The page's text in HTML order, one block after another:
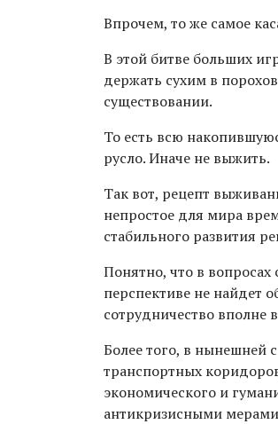
Впрочем, то же самое
В этой битве больших
держать сухим в
существовании.
То есть всю
русло. Иначе не выжить.
Так вот, рецепт
непростое для мира
стабильного развития
Понятно, что в
перспективе не найдет
сотрудничество вполне
Более того, в нынешней
транспортных
экономического и
антикризисными